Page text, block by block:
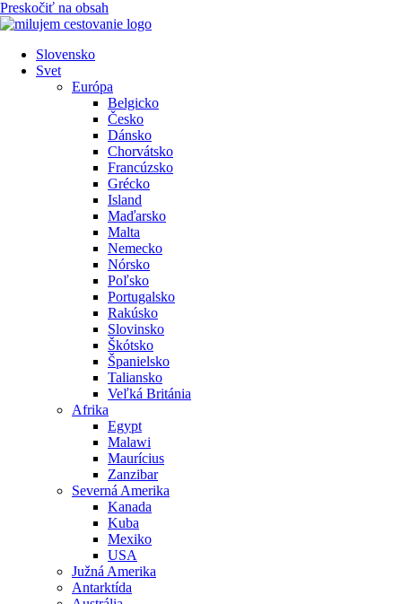
Preskočiť na obsah
Slovensko
Svet
Európa
Belgicko
Česko
Dánsko
Chorvátsko
Francúzsko
Grécko
Island
Maďarsko
Malta
Nemecko
Nórsko
Poľsko
Portugalsko
Rakúsko
Slovinsko
Škótsko
Španielsko
Taliansko
Veľká Británia
Afrika
Egypt
Malawi
Maurícius
Zanzibar
Severná Amerika
Kanada
Kuba
Mexiko
USA
Južná Amerika
Antarktída